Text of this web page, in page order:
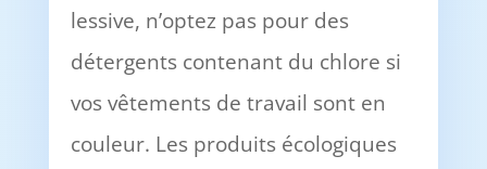
lessive, n’optez pas pour des
détergents contenant du chlore si
vos vêtements de travail sont en
couleur. Les produits écologiques